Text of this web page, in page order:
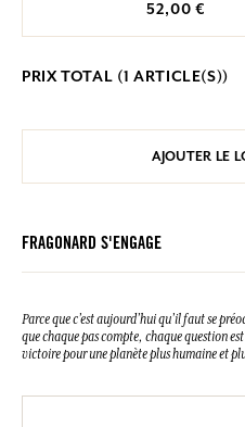
52,00 €
PRIX TOTAL (1 ARTICLE(S))
AJOUTER LE
FRAGONARD S'ENGAGE
Parce que c’est aujourd’hui qu’il faut se
que chaque pas compte, chaque question
victoire pour une planète plus humaine et